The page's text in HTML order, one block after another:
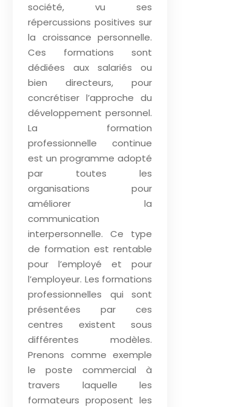
société, vu ses
répercussions positives sur
la croissance personnelle.
Ces formations sont
dédiées aux salariés ou
bien directeurs, pour
concrétiser l’approche du
développement personnel.
La formation
professionnelle continue
est un programme adopté
par toutes les
organisations pour
améliorer la
communication
interpersonnelle. Ce type
de formation est rentable
pour l’employé et pour
l’employeur. Les formations
professionnelles qui sont
présentées par ces
centres existent sous
différentes modèles.
Prenons comme exemple
le poste commercial à
travers laquelle les
formateurs proposent les